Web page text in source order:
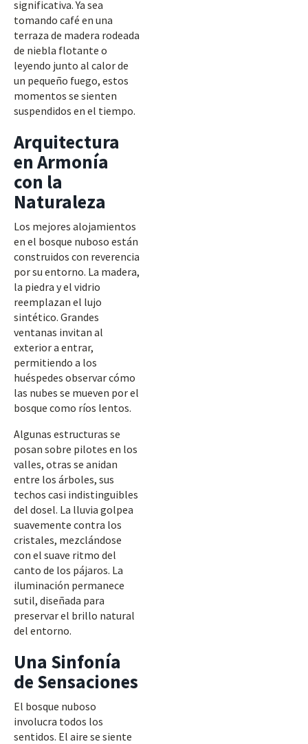
significativa. Ya sea
tomando café en una
terraza de madera rodeada
de niebla flotante o
leyendo junto al calor de
un pequeño fuego, estos
momentos se sienten
suspendidos en el tiempo.
Arquitectura
en Armonía
con la
Naturaleza
Los mejores alojamientos
en el bosque nuboso están
construidos con reverencia
por su entorno. La madera,
la piedra y el vidrio
reemplazan el lujo
sintético. Grandes
ventanas invitan al
exterior a entrar,
permitiendo a los
huéspedes observar cómo
las nubes se mueven por el
bosque como ríos lentos.
Algunas estructuras se
posan sobre pilotes en los
valles, otras se anidan
entre los árboles, sus
techos casi indistinguibles
del dosel. La lluvia golpea
suavemente contra los
cristales, mezclándose
con el suave ritmo del
canto de los pájaros. La
iluminación permanece
sutil, diseñada para
preservar el brillo natural
del entorno.
Una Sinfonía
de Sensaciones
El bosque nuboso
involucra todos los
sentidos. El aire se siente